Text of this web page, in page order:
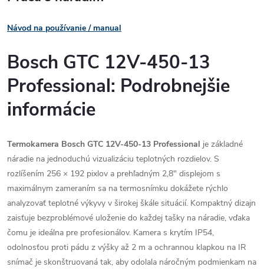
Návod na používanie / manual
Bosch GTC 12V-450-13
Professional: Podrobnejšie
informácie
Termokamera Bosch GTC 12V-450-13 Professional je základné
náradie na jednoduchú vizualizáciu teplotných rozdielov. S
rozlíšením 256 × 192 pixlov a prehľadným 2,8" displejom s
maximálnym zameraním sa na termosnímku dokážete rýchlo
analyzovať teplotné výkyvy v širokej škále situácií. Kompaktný dizajn
zaisťuje bezproblémové uloženie do každej tašky na náradie, vďaka
čomu je ideálna pre profesionálov. Kamera s krytím IP54,
odolnosťou proti pádu z výšky až 2 m a ochrannou klapkou na IR
snímač je skonštruovaná tak, aby odolala náročným podmienkam na